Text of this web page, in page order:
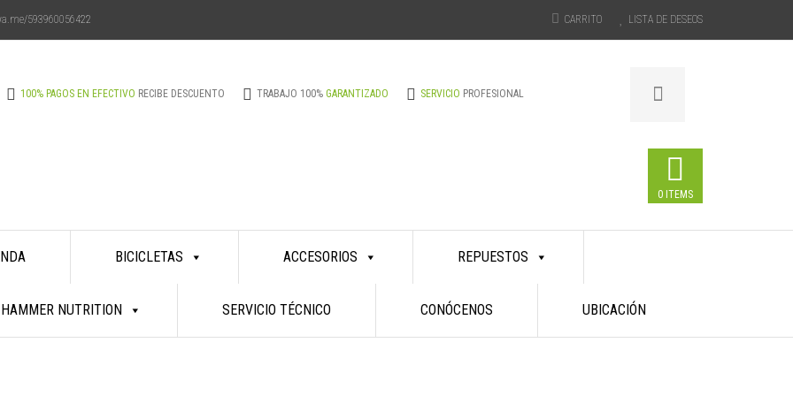
593960056422 CARRITO LISTA DE DESEOS
100% PAGOS EN EFECTIVO RECIBE DESCUENTO TRABAJO 100% GARANTIZADO SERVICIO PROFESIONAL
0 ITEMS
BICICLETAS ACCESORIOS REPUESTOS
HAMMER NUTRITION SERVICIO TÉCNICO CONÓCENOS UBICACIÓN